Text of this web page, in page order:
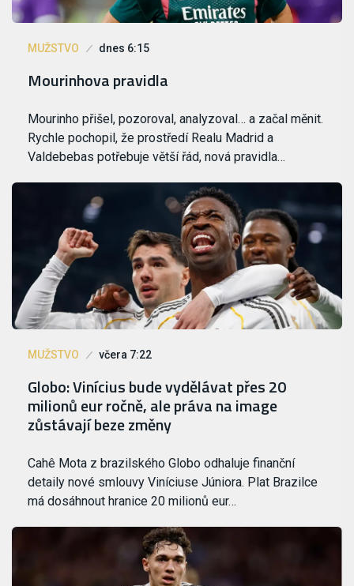
MUŽSTVO dnes 6:15
Mourinhova pravidla
Mourinho přišel, pozoroval, analyzoval… a začal měnit.
Rychle pochopil, že prostředí Realu Madrid a
Valdebebas potřebuje větší řád, nová pravidla…
MUŽSTVO včera 7:22
Globo: Vinícius bude vydělávat přes 20
milionů eur ročně, ale práva na image
zůstávají beze změny
Cahê Mota z brazilského Globo odhaluje finanční
detaily nové smlouvy Viníciuse Júniora. Plat Brazilce
má dosáhnout hranice 20 milionů eur…